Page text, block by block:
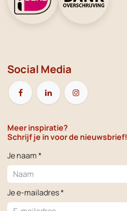
Social Media
Meer inspiratie?
Schrijf je in voor de nieuwsbrief!
Je naam *
Je e-mailadres *